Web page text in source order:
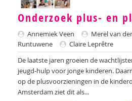
Nicolette van den Berg
Tonny van den Berg
Tony Bertram
Brenda Best
Annemiek van Beurden
Onderzoek plus- en
Annemiek Veen Merel van
Runtuwene
Claire Leprêtre
De laatste jaren groeien de
jeugd-hulp voor jonge kinderen.
op de plusvoorzieningen in de
Amsterdam ziet dit als...